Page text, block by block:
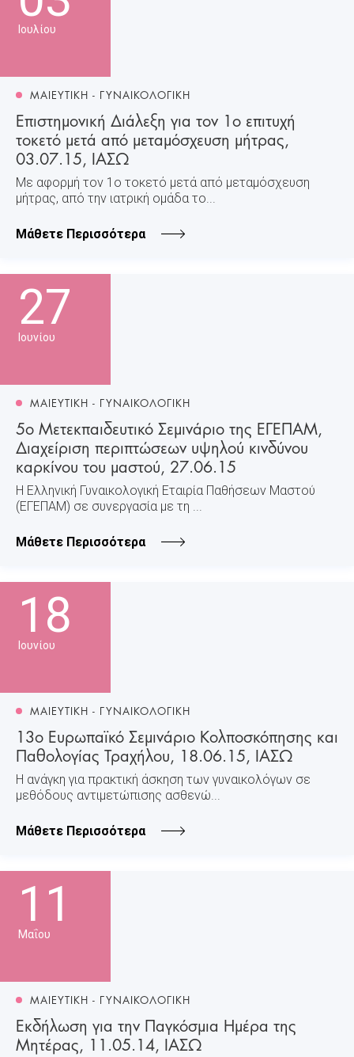
Ιουλίου
ΜΑΙΕΥΤΙΚΗ - ΓΥΝΑΙΚΟΛΟΓΙΚΗ
Επιστημονική Διάλεξη για τον 1ο επιτυχή
τοκετό μετά από μεταμόσχευση μήτρας,
03.07.15, ΙΑΣΩ
Με αφορμή τον 1ο τοκετό μετά από μεταμόσχευση
μήτρας, από την ιατρική ομάδα το...
Μάθετε Περισσότερα
27
Ιουνίου
ΜΑΙΕΥΤΙΚΗ - ΓΥΝΑΙΚΟΛΟΓΙΚΗ
5ο Μετεκπαιδευτικό Σεμινάριο της ΕΓΕΠΑΜ,
Διαχείριση περιπτώσεων υψηλού κινδύνου
καρκίνου του μαστού, 27.06.15
Η Ελληνική Γυναικολογική Εταιρία Παθήσεων Μαστού
(ΕΓΕΠΑΜ) σε συνεργασία με τη ...
Μάθετε Περισσότερα
18
Ιουνίου
ΜΑΙΕΥΤΙΚΗ - ΓΥΝΑΙΚΟΛΟΓΙΚΗ
13ο Ευρωπαϊκό Σεμινάριο Κολποσκόπησης και
Παθολογίας Τραχήλου, 18.06.15, ΙΑΣΩ
Η ανάγκη για πρακτική άσκηση των γυναικολόγων σε
μεθόδους αντιμετώπισης ασθενώ...
Μάθετε Περισσότερα
11
Μαΐου
ΜΑΙΕΥΤΙΚΗ - ΓΥΝΑΙΚΟΛΟΓΙΚΗ
Εκδήλωση για την Παγκόσμια Ημέρα της
Μητέρας, 11.05.14, ΙΑΣΩ